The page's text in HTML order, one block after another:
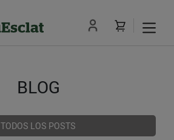
BLOG
TODOS LOS POSTS